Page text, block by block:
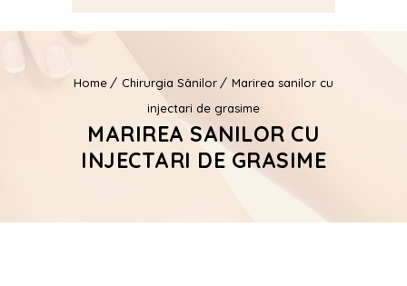
Home Chirurgia Sânilor
Marirea sanilor cu
injectari de grasime
MARIREA SANILOR CU
INJECTARI DE GRASIME